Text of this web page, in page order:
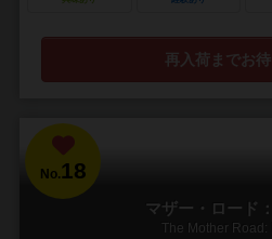
再入荷までお
No.18
マザー・ロード
The Mother Road: